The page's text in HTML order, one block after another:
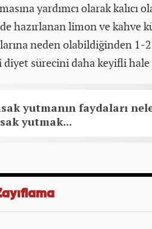
yardımcı olarak kalıcı
hazırlanan limon ve kahve
neden olabildiğinden 1-
sürecini daha keyifli
yutmanın faydaları
yutmak...